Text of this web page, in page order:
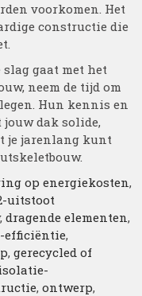
voorkomen. Het
constructie die
slag gaat met het
neem de tijd om
Hun kennis en
dak solide,
je jarenlang kunt
op energiekosten,
uitstoot
,dragende elementen,
efficiëntie,
,gerecycled of
,ontwerp,